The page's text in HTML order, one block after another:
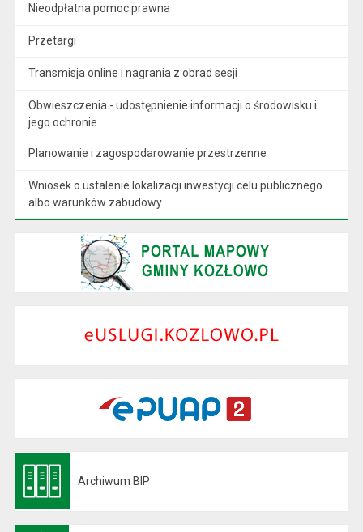
Nieodpłatna pomoc prawna
Przetargi
Transmisja online i nagrania z obrad sesji
Obwieszczenia - udostępnienie informacji o środowisku i
jego ochronie
Planowanie i zagospodarowanie przestrzenne
Wniosek o ustalenie lokalizacji inwestycji celu publicznego
albo warunków zabudowy
Archiwum BIP